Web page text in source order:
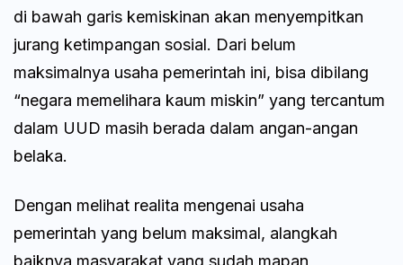
di bawah garis kemiskinan akan menyempitkan
jurang ketimpangan sosial. Dari belum
maksimalnya usaha pemerintah ini, bisa dibilang
“negara memelihara kaum miskin” yang tercantum
dalam UUD masih berada dalam angan-angan
belaka.
Dengan melihat realita mengenai usaha
pemerintah yang belum maksimal, alangkah
baiknya masyarakat yang sudah mapan